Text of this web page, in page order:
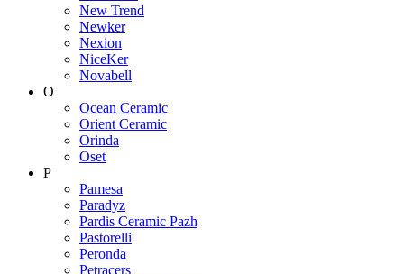
New Trend
Newker
Nexion
NiceKer
Novabell
O
Ocean Ceramic
Orient Ceramic
Orinda
Oset
P
Pamesa
Paradyz
Pardis Ceramic Pazh
Pastorelli
Peronda
Petracers